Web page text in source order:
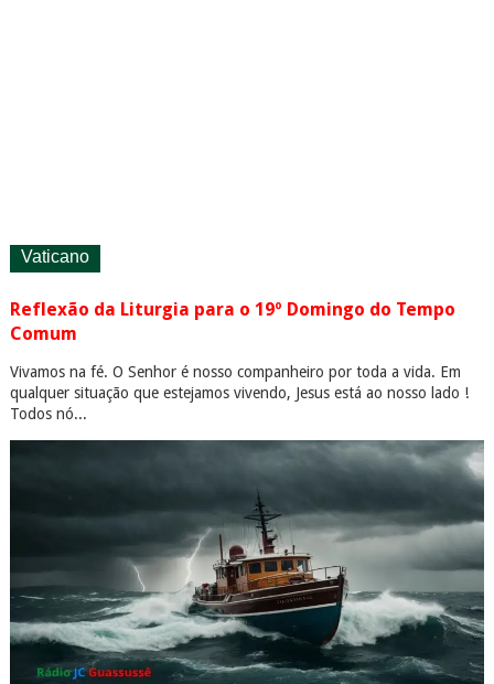
Vaticano
Reflexão da Liturgia para o 19º Domingo do Tempo
Comum
Vivamos na fé. O Senhor é nosso companheiro por toda a vida. Em
qualquer situação que estejamos vivendo, Jesus está ao nosso lado !
Todos nó...